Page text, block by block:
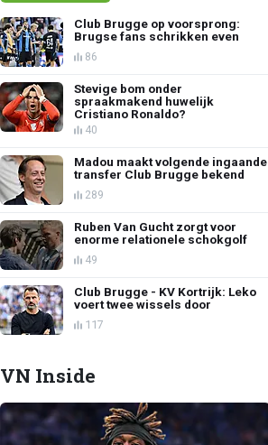
Club Brugge op voorsprong:
Brugse fans schrikken even
86
Stevige bom onder
spraakmakend huwelijk
Cristiano Ronaldo?
40
Madou maakt volgende ingaande
transfer Club Brugge bekend
289
Ruben Van Gucht zorgt voor
enorme relationele schokgolf
49
Club Brugge - KV Kortrijk: Leko
voert twee wissels door
117
VN Inside